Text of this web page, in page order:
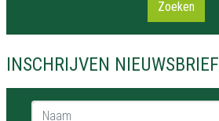
Zoeken
INSCHRIJVEN NIEUWSBRIEF
Naam *